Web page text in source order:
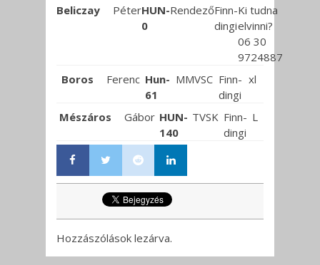
Beliczay PéterHUN-
0
RendezőFinn-
dingi
Ki tudna
elvinni?
06 30
9724887
Boros
Ferenc Hun-
61
MMVSC Finn-
dingi
xl
Mészáros Gábor HUN-
140
TVSK Finn-
dingi
L
Hozzászólások lezárva.